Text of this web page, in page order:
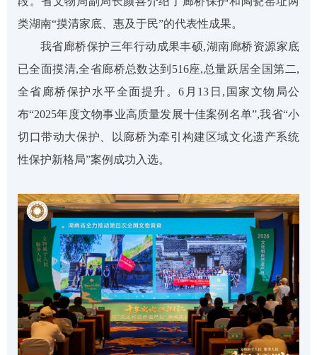
类湖南“摸清家底、惠及于民”的代表性成果。
我省廊桥保护三年行动成果丰硕,湖南廊桥资源家底
已全面摸清,全省廊桥总数达到 516座,总量跃居全国第二,
全省廊桥保护水平全面提升。6月13日,国家文物局公
布“2025年度文物事业高质量发展十佳案例名单”,我省“小
切口带动大保护
以廊桥为牵引构建区域文化遗产系统
性保护新格局”案例成功入选。